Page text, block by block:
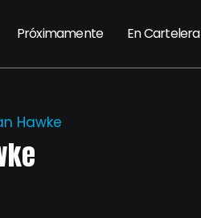
Próximamente En Cartelera
Hawke